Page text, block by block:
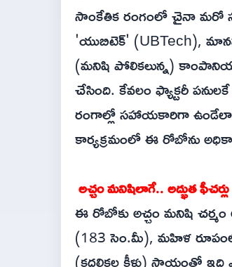
సాంకేతిక రంగంలో చైనా మరో
'యుబిటెక్' (UBTech),
(మనిషి పోలికలున్న)
చేసింది. కేవలం ఫ్యాక్టరీ
రంగాల్లో సహాయకారిగా ఉండేలా
కార్యక్రమంలో ఈ రోబోను
అచ్చం మనిషిలాగే.. అద్భుత ఫీచర్లు
ఈ రోబోకు అచ్చం మనిషి చర్మం
(183 సెం.మీ), మహిళ
(కదలికల కీళ్లు) సాయంతో ఇది